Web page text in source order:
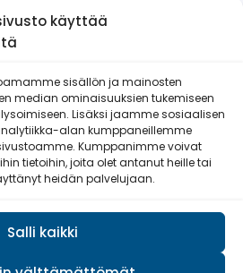
käyttää
sisällön ja mainosten
median ominaisuuksien tukemiseen
Lisäksi jaamme sosiaalisen
alan kumppaneillemme
Kumppanimme voivat
tietoihin, joita olet antanut heille tai
heidän palvelujaan.
Salli kaikki
Reserviläisnaiset